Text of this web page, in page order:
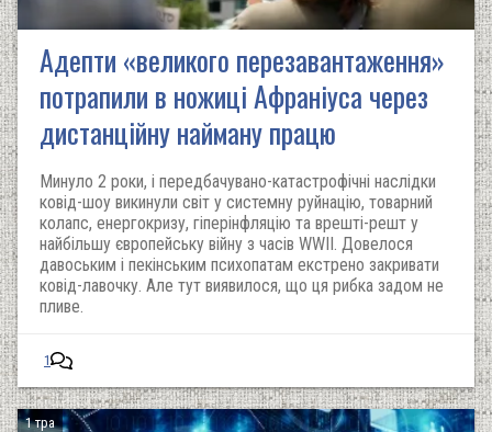
Адепти «великого перезавантаження»
потрапили в ножиці Афраніуса через
дистанційну найману працю
Минуло 2 роки, і передбачувано-катастрофічні наслідки
ковід-шоу викинули світ у системну руйнацію, товарний
колапс, енергокризу, гіперінфляцію та врешті-решт у
найбільшу європейську війну з часів WWII. Довелося
давоським і пекінським психопатам екстрено закривати
ковід-лавочку. Але тут виявилося, що ця рибка задом не
пливе.
1
1 тра